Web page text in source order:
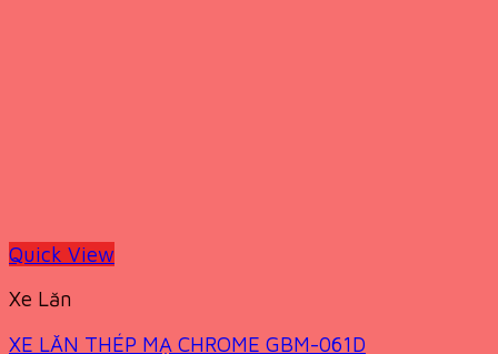
Quick View
Xe Lăn
XE LĂN THÉP MẠ CHROME GBM-061D